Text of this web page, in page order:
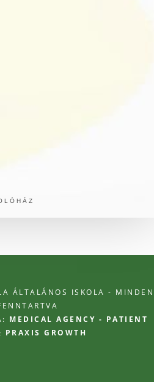
ÁLTALÁNOS ISKOLA - MINDEN
MEDICAL AGENCY - PATIENT
PRAXIS GROWTH